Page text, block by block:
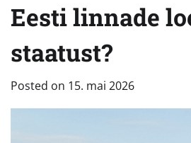
Eesti linnade
staatust?
Posted on 15. mai 2026